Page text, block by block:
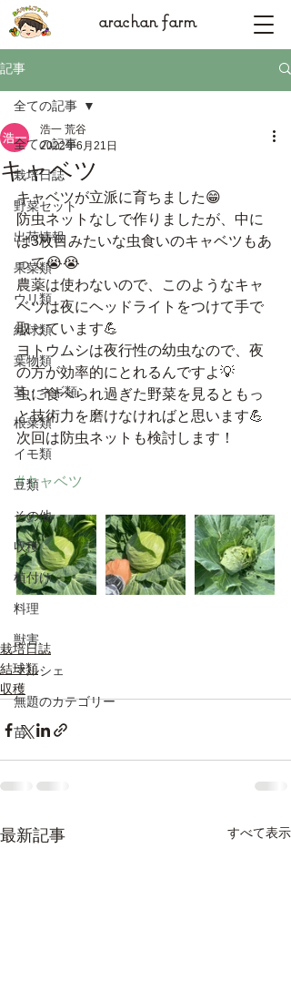
arachan farm
記事
全ての記事
栽培日誌
野菜セット
出荷情報
果菜類
ウリ類
結球類
葉物類
茎・ネギ類
根菜類
イモ類
豆類
その他
収穫
植付け
料理
獣害
マルシェ
無題のカテゴリー
苗
全ての記事
キャベツ
浩一 荒谷
2022年6月21日
キャベツが立派に育ちました😁
防虫ネットなしで作りましたが、中に
は3枚目みたいな虫食いのキャベツもあ
って😭😭
農薬は使わないので、このようなキャ
ベツは夜にヘッドライトをつけて手で
取っています💪
ヨトウムシは夜行性の幼虫なので、夜
の方が効率的にとれるんですよ💡
虫に食べられ過ぎた野菜を見るともっ
と技術力を磨けなければと思います💪
次回は防虫ネットも検討します！
#キャベツ
栽培日誌
結球類
収穫
最新記事 すべて表示